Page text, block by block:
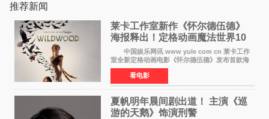
推荐新闻
莱卡工作室新作《怀尔德伍德》
海报释出！定格动画魔法世界10
月开启
中国娱乐网讯 www yule com cn 莱卡工作
室全新定格动画电影《怀尔德伍德》发布首款海
报，女孩为找回弟弟走入黑暗、宏大的林中魔法
世界，一场关于勇气与亲情的奇幻冒险即将展
开。 本片由特
看电影
夏帆明年晨间剧出道！ 主演《巡
游的天鹅》饰演刑警